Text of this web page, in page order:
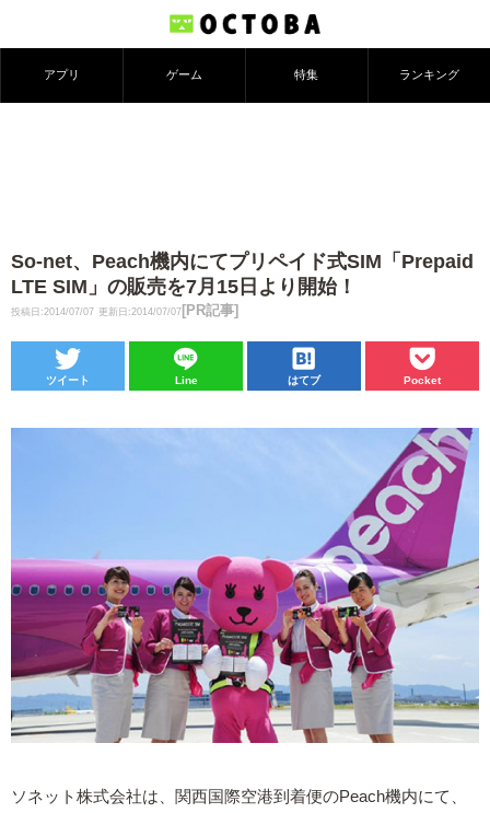
アプリ ゲーム 特集 ランキング
So-net、Peach機内にてプリペイド式SIM「Prepaid
LTE SIM」の販売を7月15日より開始！
投稿日:2014/07/07 更新日:2014/07/07 [PR記事]
ツイート Line はてブ Pocket
ソネット株式会社は、関西国際空港到着便のPeach機内にて、